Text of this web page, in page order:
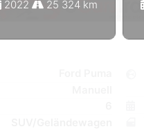
2022 25 324 km